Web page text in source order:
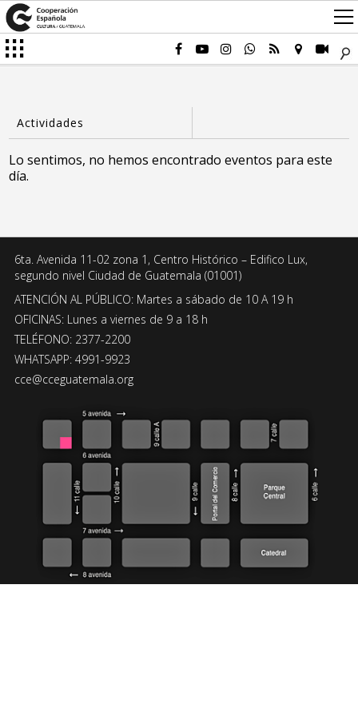
Lo sentimos, no hemos encontrado eventos para este
día.
6ta. Avenida 11-02 zona 1, Centro Histórico – Edifico Lux,
segundo nivel Ciudad de Guatemala (01001)
ATENCIÓN AL PÚBLICO: Martes a sábado de 10 A 19 h
OFICINAS: Lunes a viernes de 9 a 18 h
TELÉFONO: 2377-2200
WHATSAPP: 4991-9923
cce@cceguatemala.org